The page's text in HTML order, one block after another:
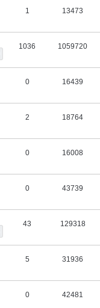
1 13473
1036 1059720
0 16439
2 18764
0 16008
0 43739
43 129318
5 31936
0 42481